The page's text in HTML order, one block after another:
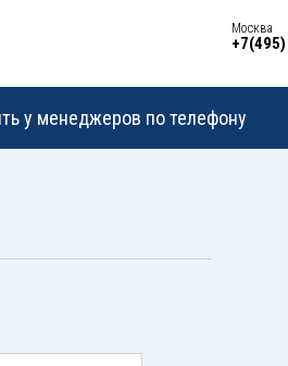
Москва
у менеджеров по телефону